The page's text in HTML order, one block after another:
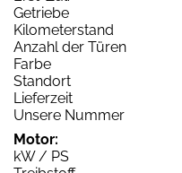
Getriebe
Kilometerstand
Anzahl der Türen
Farbe
Standort
Lieferzeit
Unsere Nummer
Motor:
kW / PS